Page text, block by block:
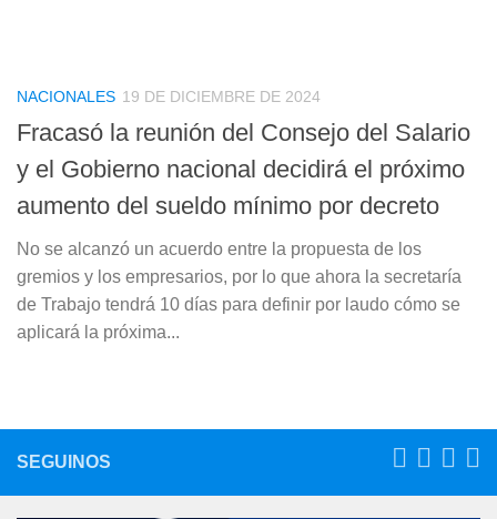
NACIONALES 19 DE DICIEMBRE DE 2024
Fracasó la reunión del Consejo del Salario
y el Gobierno nacional decidirá el próximo
aumento del sueldo mínimo por decreto
No se alcanzó un acuerdo entre la propuesta de los
gremios y los empresarios, por lo que ahora la secretaría
de Trabajo tendrá 10 días para definir por laudo cómo se
aplicará la próxima...
SEGUINOS